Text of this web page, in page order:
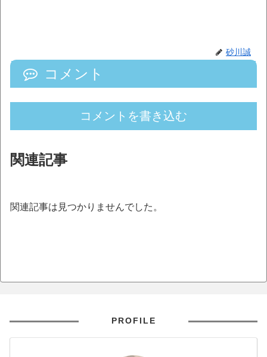
砂川誠
コメント
コメントを書き込む
関連記事
関連記事は見つかりませんでした。
PROFILE